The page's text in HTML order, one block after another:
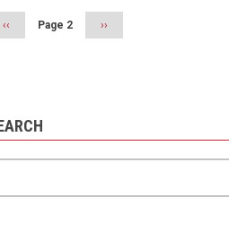
Previous
page
‹‹ Page 2
Next
page
››